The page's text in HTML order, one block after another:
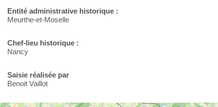
Entité administrative historique :
Meurthe-et-Moselle
Chef-lieu historique :
Nancy
Saisie réalisée par
Benoit Vaillot